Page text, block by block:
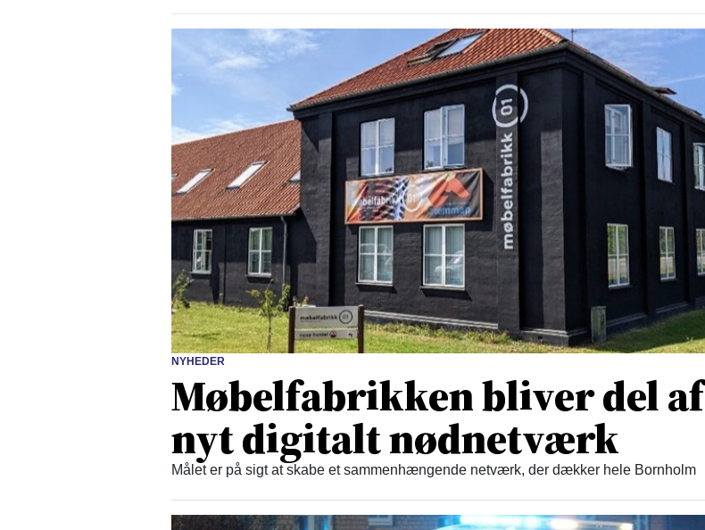
NYHEDER
Møbelfabrikken bliver del af
nyt digitalt nødnetværk
Målet er på sigt at skabe et sammenhængende netværk, der dækker hele Bornholm